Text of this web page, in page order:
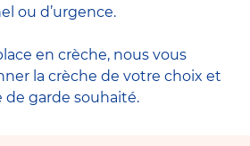
ou d’urgence.
en crèche, nous vous
la crèche de votre choix et
garde souhaité.